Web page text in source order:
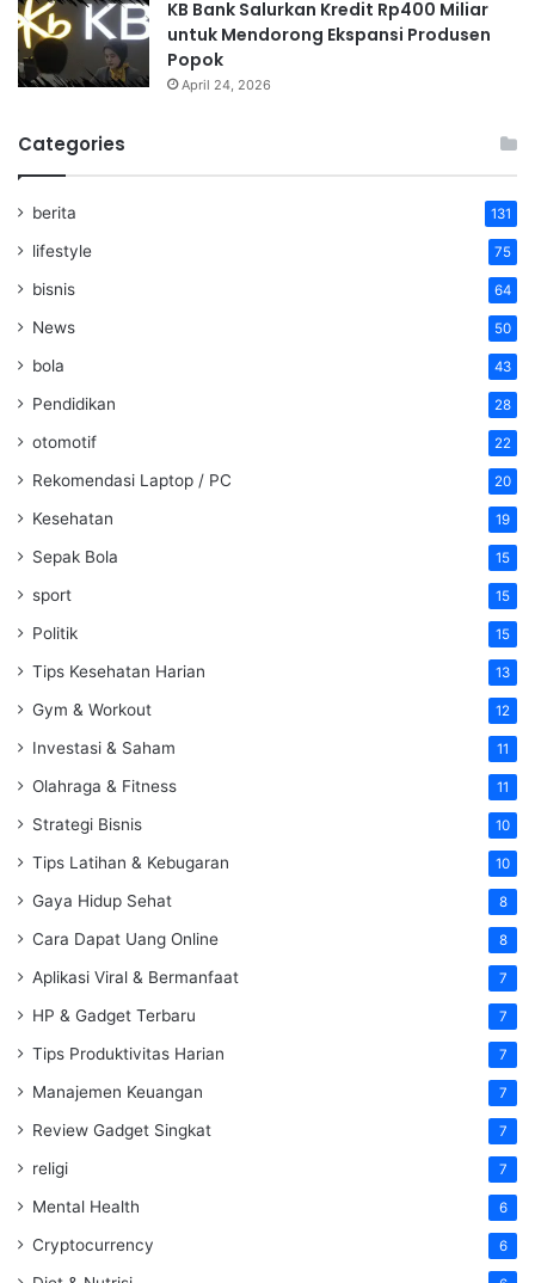
KB Bank Salurkan Kredit Rp400 Miliar
untuk Mendorong Ekspansi Produsen
Popok
April 24, 2026
Categories
berita 131
lifestyle 75
bisnis 64
News 50
bola 43
Pendidikan 28
otomotif 22
Rekomendasi Laptop / PC 20
Kesehatan 19
Sepak Bola 15
sport 15
Politik 15
Tips Kesehatan Harian 13
Gym & Workout 12
Investasi & Saham 11
Olahraga & Fitness 11
Strategi Bisnis 10
Tips Latihan & Kebugaran 10
Gaya Hidup Sehat 8
Cara Dapat Uang Online 8
Aplikasi Viral & Bermanfaat 7
HP & Gadget Terbaru 7
Tips Produktivitas Harian 7
Manajemen Keuangan 7
Review Gadget Singkat 7
religi 7
Mental Health 6
Cryptocurrency 6